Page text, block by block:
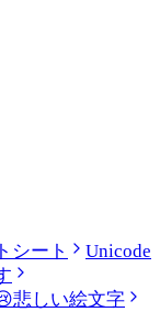
シート
Unicode
悲しい絵文字